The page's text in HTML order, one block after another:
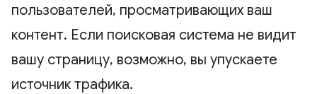
пользователей, просматривающих ваш
контент. Если поисковая система не видит
вашу страницу, возможно, вы упускаете
источник трафика.